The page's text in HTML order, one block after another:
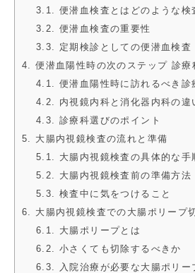
3.1. 便潜血検査とはどのような検
3.2. 便潜血検査の重要性
3.3. 定期検診としての便潜血検査
4. 便潜血陽性時の次のステップ 診療
4.1. 便潜血陽性時に訪れるべき診
4.2. 内視鏡内科と消化器内科の違
4.3. 診療科選びのポイント
5. 大腸内視鏡検査の流れと準備
5.1. 大腸内視鏡検査の具体的な手
5.2. 大腸内視鏡検査前の準備方法
5.3. 検査中に気をつけること
6. 大腸内視鏡検査での大腸ポリープ
6.1. 大腸ポリープとは
6.2. 小さくても切除するべきか
6.3. 入院治療が必要な大腸ポリー